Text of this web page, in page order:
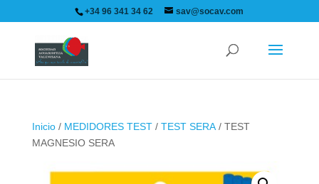
+34 96 341 34 62 sav@socav.com
Inicio/ MEDIDORES TEST/ TEST SERA/ TEST
MAGNESIO SERA